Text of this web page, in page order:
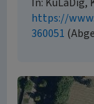
https://
360051